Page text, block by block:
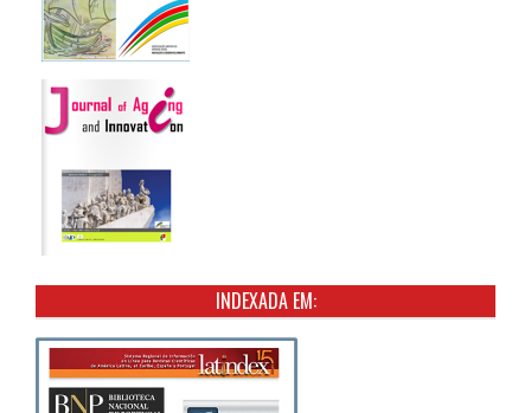
INDEXADA EM: